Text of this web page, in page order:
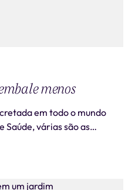
menos
em todo o mundo
Saúde, várias são as
profissionais de saúde
principalmente